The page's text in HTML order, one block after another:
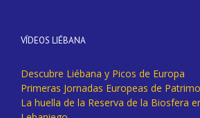
VÍDEOS LIÉBANA
Descubre Liébana y Picos de Europa
Primeras Jornadas Europeas de
La huella de la Reserva de la Biosfera